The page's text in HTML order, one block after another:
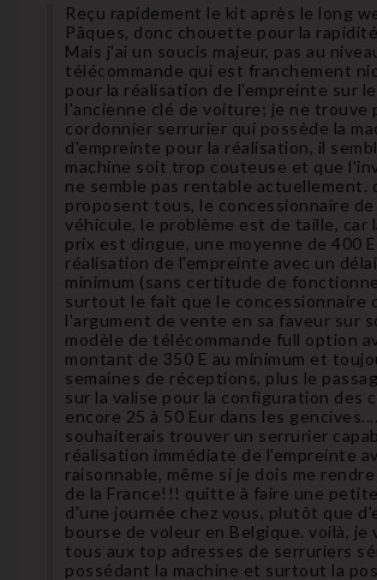
Reçu rapidement le kit après le long
Pâques, donc chouette pour la
Mais j'ai un soucis majeur, pas au
télécommande qui est franchement
pour la réalisation de l'empreinte sur
l'ancienne clé de voiture; je ne trouve
cordonnier serrurier qui possède la
d'empreinte pour la réalisation, il
machine soit trop couteuse et que
ne semble pas rentable actuellement.
proposent tous, le concessionnaire de
véhicule, le problème est de taille, car
prix est dingue, une moyenne de 400
réalisation de l'empreinte avec un
minimum (sans certitude de
surtout le fait que le concessionnaire
l'argument de vente en sa faveur sur
modèle de télécommande full option
montant de 350 E au minimum et
semaines de réceptions, plus le
sur la valise pour la configuration des
encore 25 à 50 Eur dans les
souhaiterais trouver un serrurier
réalisation immédiate de l'empreinte
raisonnable, même si je dois me
de la France!!! quitte à faire une
d'une journée chez vous, plutôt que
bourse de voleur en Belgique. voilà, je
tous aux top adresses de serruriers
possédant la machine et surtout la